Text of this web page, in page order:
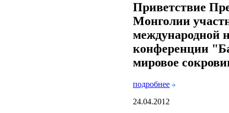
Приветствие
Монголии
международной
конференции
мировое
подробнее
24.04.2012